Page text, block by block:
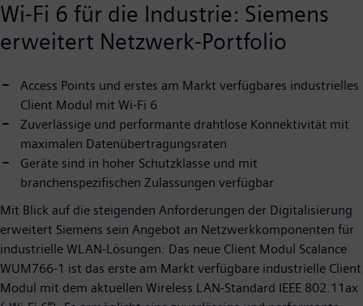
Wi-Fi 6 für die Industrie: Siemens
erweitert Netzwerk-Portfolio
Access Points und erstes am Markt verfügbares industrielles
Client Modul mit Wi-Fi 6
Zuverlässige und performante drahtlose Konnektivität mit
maximalen Datenübertragungsraten
Geräte sind in hoher Schutzklasse und mit
branchenspezifischen Zulassungen verfügbar
Mit Blick auf die steigenden Anforderungen der Digitalisierung
erweitert Siemens sein Angebot an Netzwerkkomponenten für
industrielle WLAN-Lösungen: Das neue Client Modul Scalance
WUM766-1 ist das erste am Markt verfügbare industrielle Client
Modul mit dem aktuellen Wireless LAN-Standard IEEE 802.11ax